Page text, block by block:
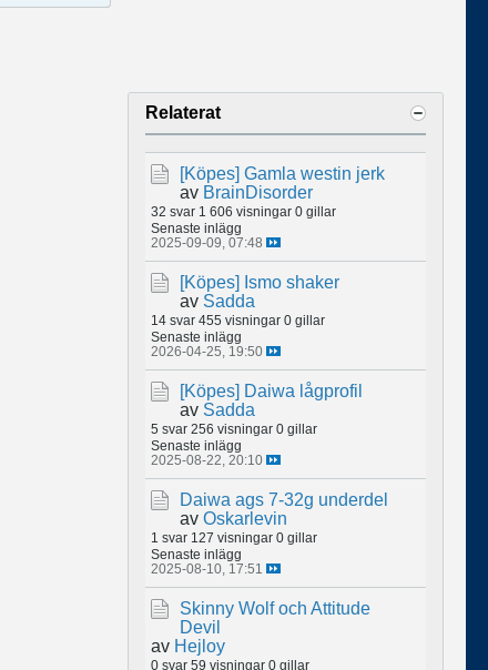
Relaterat
[Köpes] Gamla westin jerk
av BrainDisorder
32 svar 1 606 visningar 0 gillar
Senaste inlägg
2025-09-09, 07:48
[Köpes] Ismo shaker
av Sadda
14 svar 455 visningar 0 gillar
Senaste inlägg
2026-04-25, 19:50
[Köpes] Daiwa lågprofil
av Sadda
5 svar 256 visningar 0 gillar
Senaste inlägg
2025-08-22, 20:10
Daiwa ags 7-32g underdel
av Oskarlevin
1 svar 127 visningar 0 gillar
Senaste inlägg
2025-08-10, 17:51
Skinny Wolf och Attitude
Devil
av Hejloy
0 svar 59 visningar 0 gillar